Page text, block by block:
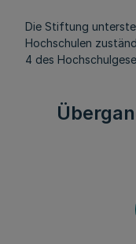
Die Stiftung
Hochschulen
4 des